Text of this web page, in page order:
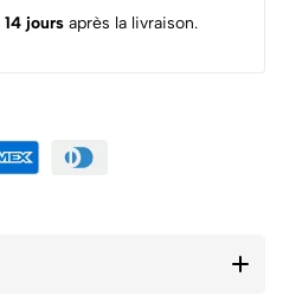
14 joursaprès la livraison.